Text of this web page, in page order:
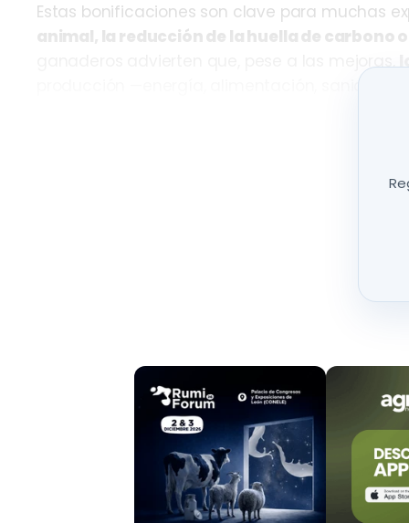
Estas bonificaciones son clave para muchas
animal, la reducción de la huella de carbono
ganaderos advierten que, pese a las mejoras,
producción —energía, alimentación, sanidad
, en
internos como externos: desde el impacto de
políticas
débil de la cadena: el productor. Esta
En cifras generales, la producción nacional
toneladas anuales, mientras que el
, hasta alcanzar los10,8 millones
competencia de lasimportaciones,
otros países de la Unión Europea y que
A esta realidad se suman otros desafíos